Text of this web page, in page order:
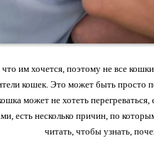
им хочется, поэтому не все
кошек. Это может быть просто
может не хотеть
есть несколько причин, по
читать, чтобы узнать,